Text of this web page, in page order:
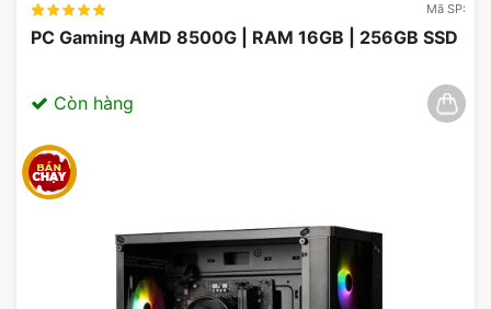
Mã SP:
PC Gaming AMD 8500G | RAM 16GB | 256GB SSD
Còn hàng